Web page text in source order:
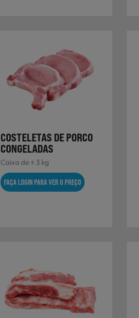
COSTELETAS DE PORCO
CONGELADAS
Caixa de ± 3 kg
FAÇA LOGIN PARA VER O PREÇO